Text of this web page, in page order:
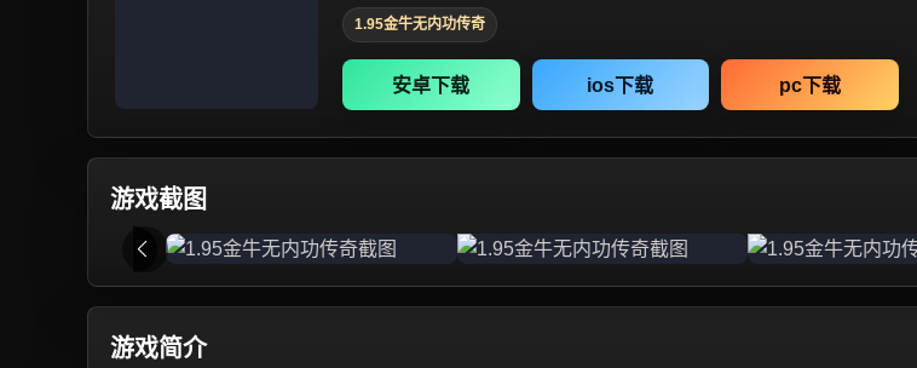
1.95金牛无内功传奇
安卓下载 ios下载 pc下载
游戏截图
游戏简介